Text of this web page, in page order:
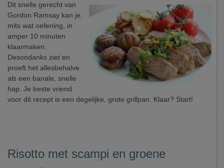
Dit snelle gerecht van
Gordon Ramsay kan je,
mits wat oefening, in
amper 10 minuten
klaarmaken.
Desondanks ziet en
proeft het allesbehalve
als een banale, snelle
hap. Je beste vriend
voor dit recept is een degelijke, grote grillpan. Klaar? Start!
Risotto met scampi en groene